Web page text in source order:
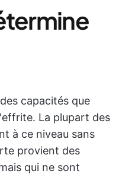
capacités que
La plupart des
à ce niveau sans
provient des
qui ne sont